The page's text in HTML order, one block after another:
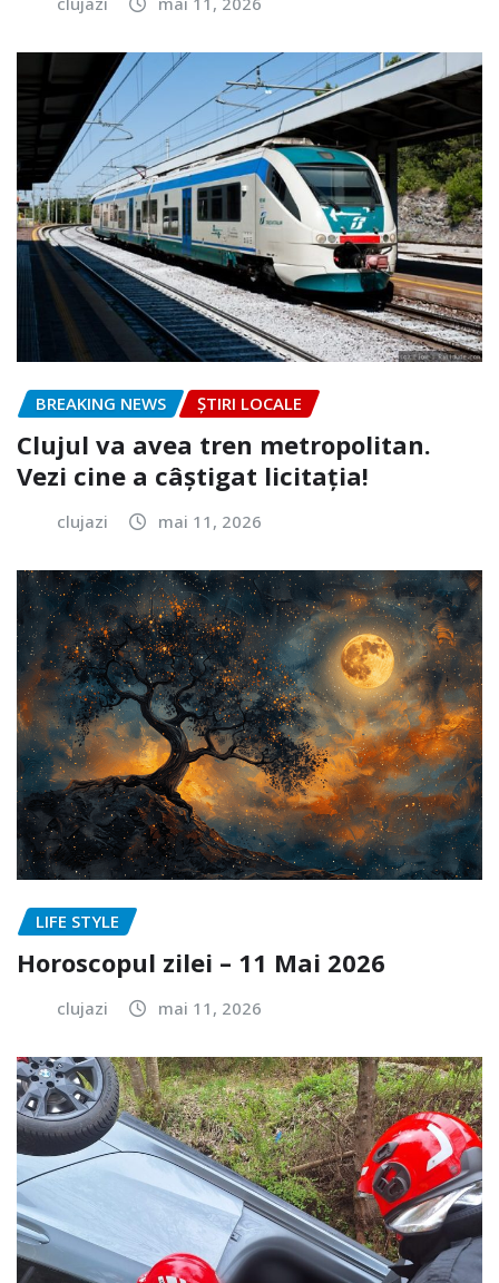
BREAKING NEWS ȘTIRI LOCALE
Clujul va avea tren metropolitan.
Vezi cine a câștigat licitația!
clujazi mai 11, 2026
LIFE STYLE
Horoscopul zilei – 11 Mai 2026
clujazi mai 11, 2026